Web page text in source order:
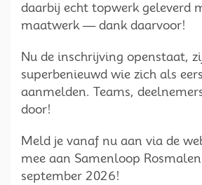
daarbij echt topwerk geleverd
maatwerk — dank daarvoor!
Nu de inschrijving openstaat,
superbenieuwd wie zich als
aanmelden. Teams,
door!
Meld je vanaf nu aan via de
mee aan Samenloop
september 2026!